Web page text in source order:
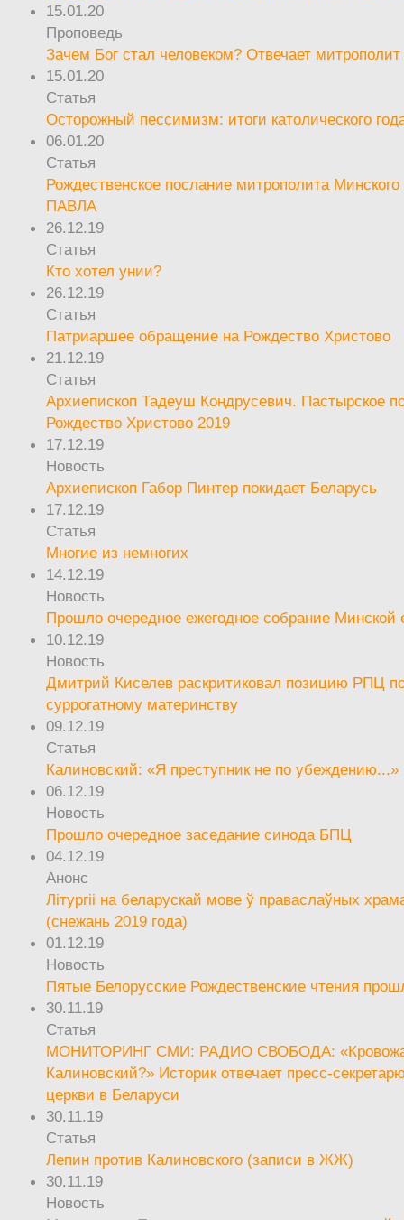
15.01.20
Проповедь
Зачем Бог стал человеком? Отвечает
15.01.20
Статья
Осторожный пессимизм: итоги католического
06.01.20
Статья
Рождественское послание митрополита Минского
ПАВЛА
26.12.19
Статья
Кто хотел унии?
26.12.19
Статья
Патриаршее обращение на Рождество Христово
21.12.19
Статья
Архиепископ Тадеуш Кондрусевич. Пастырское
Рождество Христово 2019
17.12.19
Новость
Архиепископ Габор Пинтер покидает Беларусь
17.12.19
Статья
Многие из немногих
14.12.19
Новость
Прошло очередное ежегодное собрание
10.12.19
Новость
Дмитрий Киселев раскритиковал позицию РПЦ
суррогатному материнству
09.12.19
Статья
Калиновский: «Я преступник не по убеждению...»
06.12.19
Новость
Прошло очередное заседание синода БПЦ
04.12.19
Анонс
Літургіі на беларускай мове ў праваслаўных
(снежань 2019 года)
01.12.19
Новость
Пятые Белорусские Рождественские чтения
30.11.19
Статья
МОНИТОРИНГ СМИ: РАДИО СВОБОДА:
Калиновский?» Историк отвечает пресс-
церкви в Беларуси
30.11.19
Статья
Лепин против Калиновского (записи в ЖЖ)
30.11.19
Новость